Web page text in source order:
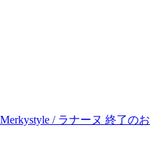
/ ラナーヌ 終了のお